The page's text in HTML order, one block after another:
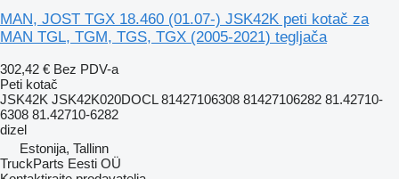
MAN, JOST TGX 18.460 (01.07-) JSK42K peti kotač za
MAN TGL, TGM, TGS, TGX (2005-2021) tegljača
302,42 € Bez PDV-a
Peti kotač
JSK42K JSK42K020DOCL 81427106308 81427106282 81.42710-
6308 81.42710-6282
dizel
Estonija, Tallinn
TruckParts Eesti OÜ